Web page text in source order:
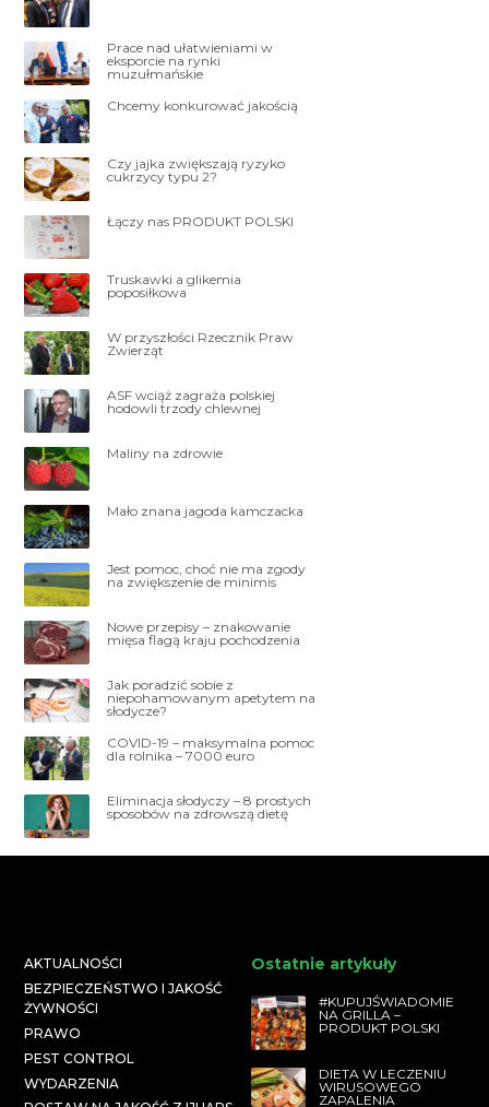
Prace nad ułatwieniami w
eksporcie na rynki
muzułmańskie
Chcemy konkurować jakością
Czy jajka zwiększają ryzyko
cukrzycy typu 2?
Łączy nas PRODUKT POLSKI
Truskawki a glikemia
poposiłkowa
W przyszłości Rzecznik Praw
Zwierząt
ASF wciąż zagraża polskiej
hodowli trzody chlewnej
Maliny na zdrowie
Mało znana jagoda kamczacka
Jest pomoc, choć nie ma zgody
na zwiększenie de minimis
Nowe przepisy – znakowanie
mięsa flagą kraju pochodzenia
Jak poradzić sobie z
niepohamowanym apetytem na
słodycze?
COVID-19 – maksymalna pomoc
dla rolnika – 7000 euro
Eliminacja słodyczy – 8 prostych
sposobów na zdrowszą dietę
AKTUALNOŚCI
BEZPIECZEŃSTWO I JAKOŚĆ
ŻYWNOŚCI
PRAWO
PEST CONTROL
WYDARZENIA
Ostatnie artykuły
#KUPUJŚWIADOMIE
NA GRILLA –
PRODUKT POLSKI
DIETA W LECZENIU
WIRUSOWEGO
ZAPALENIA